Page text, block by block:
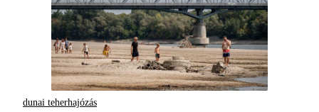
dunai teherhajózás